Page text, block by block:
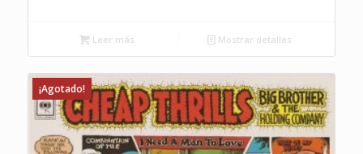
Leer más Mostrar detalles
¡Agotado!